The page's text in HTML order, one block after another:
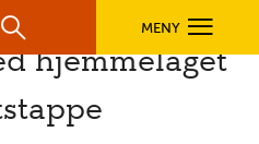
Søk MENY
hjemmelaget